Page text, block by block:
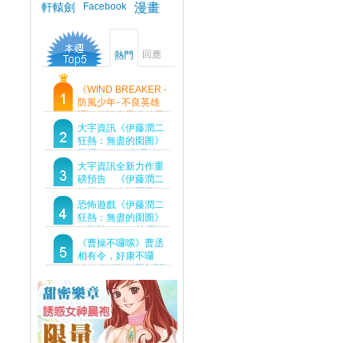
軒轅劍 Facebook 漫畫
熱門 回應
《WIND BREAKER -
防風少年- 不良英雄
譚》傳說中最強的男
人現身！即將顛覆風
鈴高中！
大宇資訊《伊藤潤二
狂熱：無盡的囹圄》
登場 Steam 新品節
首支預告片及遊戲
Demo重磅釋出
大宇資訊全新力作重
磅預告 《伊藤潤二
狂熱：無盡的囹圄》
驚悚亮相 ！伊藤潤二
恐怖世界首度進軍
Steam
恐怖遊戲《伊藤潤二
狂熱：無盡的囹圄》
今登陸Steam 詭異洋
樓開啟 同步釋出最新
預告片
《曹操不囉嗦》曹丞
相有令，好康不囉
嗦！事前預約即刻開